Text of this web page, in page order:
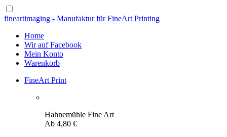
fineartimaging - Manufaktur für FineArt Printing
Home
Wir auf Facebook
Mein Konto
Warenkorb
FineArt Print
Hahnemühle Fine Art
Ab 4,80 €